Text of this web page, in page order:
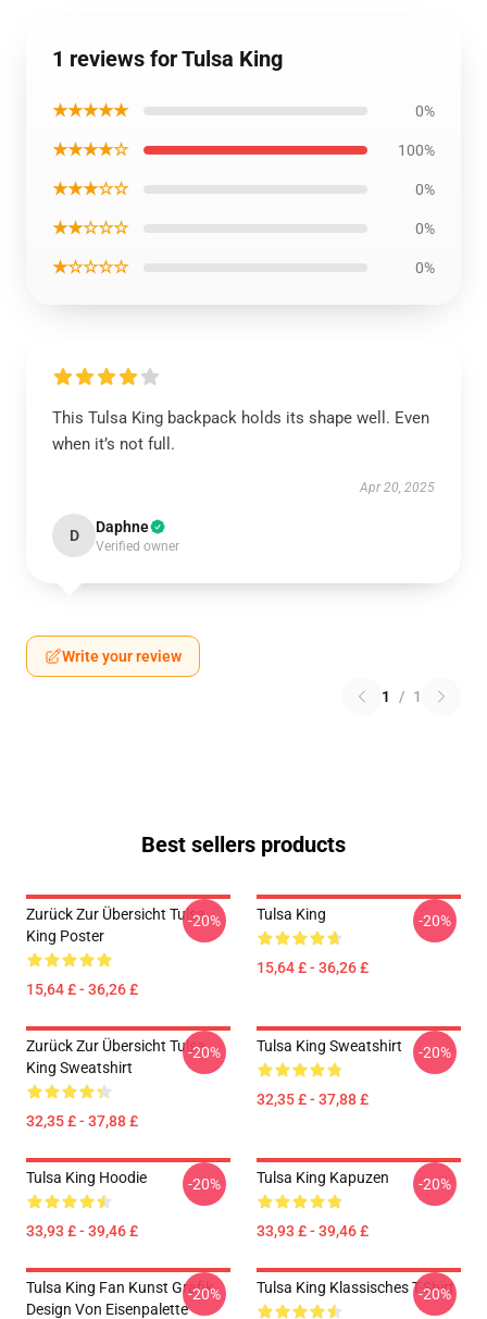
1 reviews for Tulsa King
★★★★★ 0%
★★★★☆ 100%
★★★☆☆ 0%
★★☆☆☆ 0%
★☆☆☆☆ 0%
This Tulsa King backpack holds its shape well. Even
when it’s not full.
Apr 20, 2025
D Daphne
Verified owner
Write your review
1 / 1
Best sellers products
Zurück Zur Übersicht Tulsa
King Poster
15,64 £ - 36,26 £
-20% Tulsa King
15,64 £ - 36,26 £
-20%
Zurück Zur Übersicht Tulsa
King Sweatshirt
32,35 £ - 37,88 £
-20% Tulsa King Sweatshirt
32,35 £ - 37,88 £
-20%
Tulsa King Hoodie
33,93 £ - 39,46 £
-20% Tulsa King Kapuzen
33,93 £ - 39,46 £
-20%
Tulsa King Fan Kunst Grafik
Design Von Eisenpalette
-20% Tulsa King Klassisches T-Shirt
-20%